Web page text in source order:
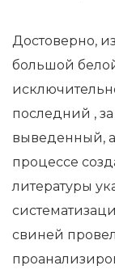
Достоверно,
большой
последний ,
выведенный,
процессе
литературы
свиней